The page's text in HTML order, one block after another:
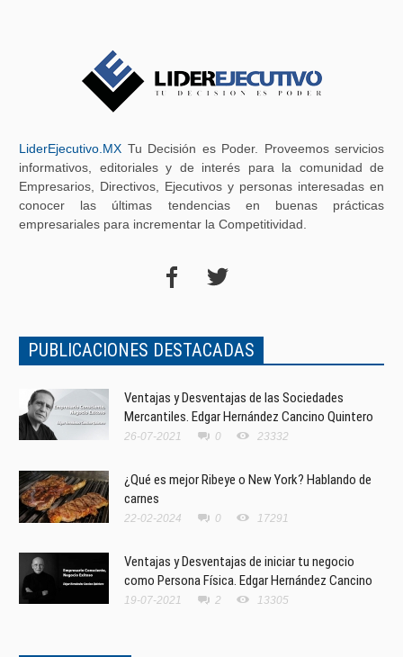
LiderEjecutivo.MX Tu Decisión es Poder. Proveemos servicios
informativos, editoriales y de interés para la comunidad de
Empresarios, Directivos, Ejecutivos y personas interesadas en
conocer las últimas tendencias en buenas prácticas
empresariales para incrementar la Competitividad.
PUBLICACIONES DESTACADAS
Ventajas y Desventajas de las Sociedades
Mercantiles. Edgar Hernández Cancino Quintero
26-07-2021 0 23332
¿Qué es mejor Ribeye o New York? Hablando de
carnes
22-02-2024 0 17291
Ventajas y Desventajas de iniciar tu negocio
como Persona Física. Edgar Hernández Cancino
19-07-2021 2 13305